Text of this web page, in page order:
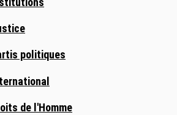
politiques
de l'Homme